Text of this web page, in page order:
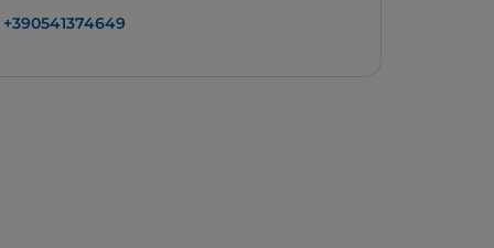
+390541374649